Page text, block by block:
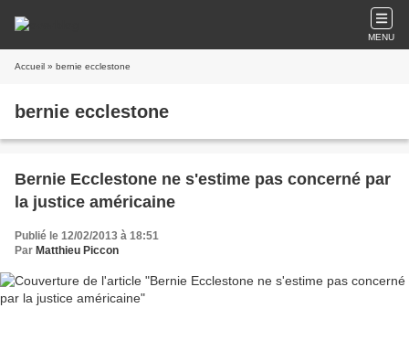
MENU
Accueil » bernie ecclestone
bernie ecclestone
Bernie Ecclestone ne s'estime pas concerné par
la justice américaine
Publié le 12/02/2013 à 18:51
Par Matthieu Piccon